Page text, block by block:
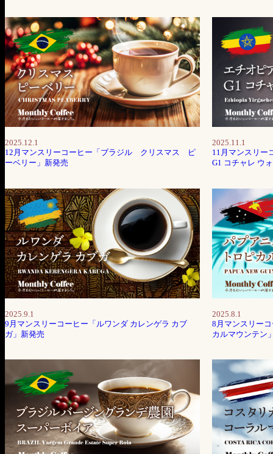
2025.12.1
12月マンスリーコーヒー「ブラジル クリスマス ピ
ーベリー」新発売
2025.11.1
11月マンスリー
G1 コチャレ ウ
2025.9.1
9月マンスリーコーヒー「ルワンダ カレンゲラ カブ
ガ」新発売
2025.8.1
8月マンスリー
カルマウンテン